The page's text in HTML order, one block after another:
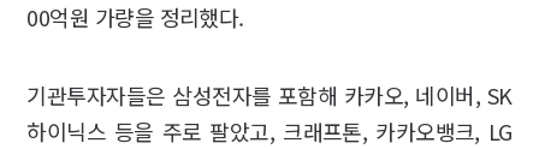
00억원 가량을 정리했다.
기관투자자들은 삼성전자를 포함해 카카오, 네이버, SK
하이닉스 등을 주로 팔았고, 크래프톤, 카카오뱅크, LG